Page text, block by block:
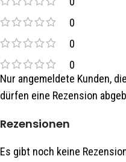
0
0
0
Rezensionen
Es gibt noch keine
Nur angemeldete Kunden,
dürfen eine Rezension